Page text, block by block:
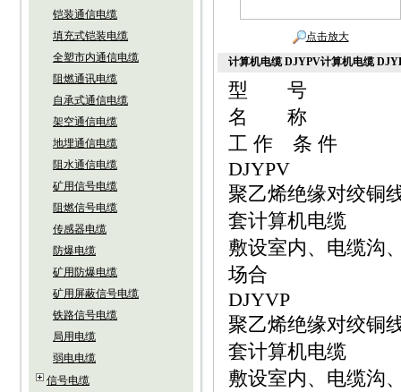
铠装通信电缆
填充式铠装电缆
全塑市内通信电缆
阻燃通讯电缆
自承式通信电缆
架空通信电缆
地埋通信电缆
阻水通信电缆
矿用信号电缆
阻燃信号电缆
传感器电缆
防爆电缆
矿用防爆电缆
矿用屏蔽信号电缆
铁路信号电缆
局用电缆
弱电电缆
信号电缆
点击放大
计算机电缆 DJYPV计算机电缆
型 号
名 称
工 作 条 件
DJYPV
聚乙烯绝缘对绞铜
套计算机电缆
敷设室内、电缆沟
场合
DJYVP
聚乙烯绝缘对绞铜
套计算机电缆
敷设室内、电缆沟